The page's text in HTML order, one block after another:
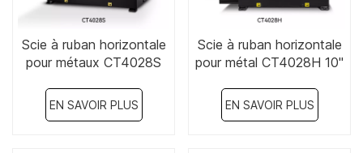
Scie à ruban horizontale
pour métaux CT4028S
EN SAVOIR PLUS
Scie à ruban horizontale
pour métal CT4028H 10"
EN SAVOIR PLUS